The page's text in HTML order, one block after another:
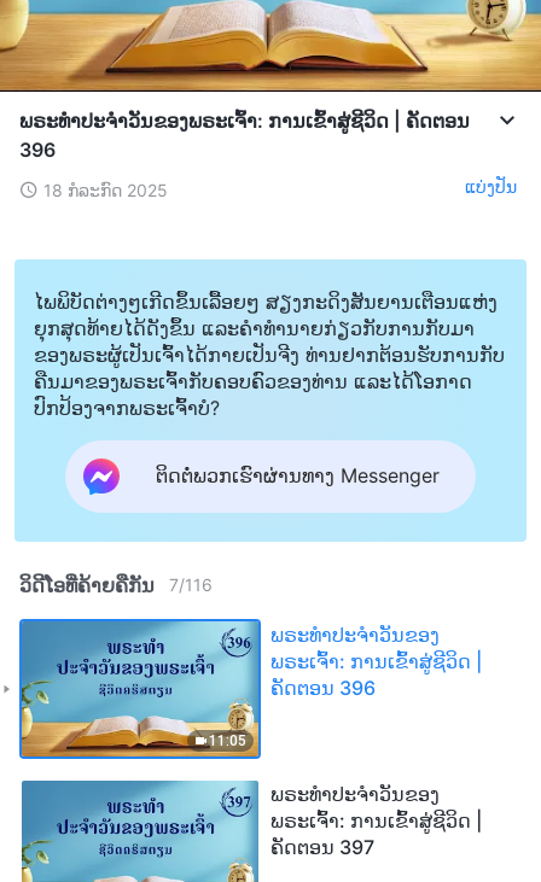
ພຣະທຳປະຈຳວັນຂອງພຣະເຈົ້າ: ການເຂົ້າສູ່ຊີວິດ | ຄັດຕອນ
396
18 ກໍລະກົດ 2025 ແບ່ງປັນ
ໄພພິບັດຕ່າງໆເກີດຂຶ້ນເລື້ອຍໆ ສຽງກະດິງສັນຍານເຕືອນແຫ່ງ
ຍຸກສຸດທ້າຍໄດ້ດັງຂຶ້ນ ແລະຄໍາທໍານາຍກ່ຽວກັບການກັບມາ
ຂອງພຣະຜູ້ເປັນເຈົ້າໄດ້ກາຍເປັນຈີງ ທ່ານຢາກຕ້ອນຮັບການກັບ
ຄືນມາຂອງພຣະເຈົ້າກັບຄອບຄົວຂອງທ່ານ ແລະໄດ້ໂອກາດ
ປົກປ້ອງຈາກພຣະເຈົ້າບໍ?
ຕິດຕໍ່ພວກເຮົາຜ່ານທາງ Messenger
ວິດີໂອທີ່ຄ້າຍຄືກັນ 7/116
11:05
ພຣະທຳປະຈຳວັນຂອງ
ພຣະເຈົ້າ: ການເຂົ້າສູ່ຊີວິດ |
ຄັດຕອນ 396
ພຣະທຳປະຈຳວັນຂອງ
ພຣະເຈົ້າ: ການເຂົ້າສູ່ຊີວິດ |
ຄັດຕອນ 397